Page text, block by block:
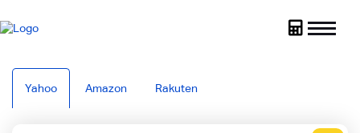
Yahoo Amazon Rakuten